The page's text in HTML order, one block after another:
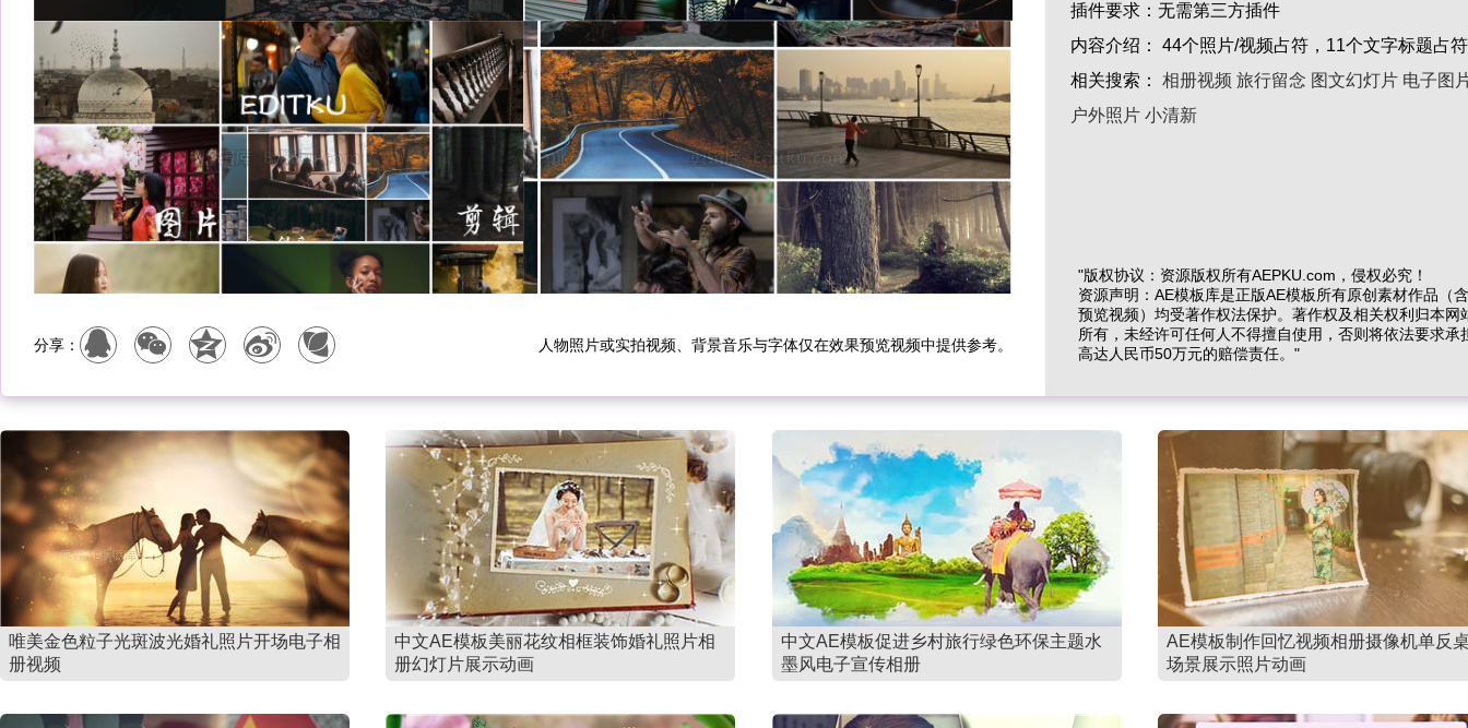
分享： 人物照片或实拍视频、背景音乐与字体仅在效果预览视频中提供参考。
插件要求： 无需第三方插件
内容介绍：
44个照片/视频占符，11个文字标题占符
相关搜索： 相册视频 旅行留念 图文幻灯片 电子图
户外照片 小清新
"版权协议：资源版权所有AEPKU.com，侵权必究！
资源声明：AE模板库是正版AE模板所有原创素材作品（含
预览视频）均受著作权法保护。著作权及相关权利归本网
所有，未经许可任何人不得擅自使用，否则将依法要求承
高达人民币50万元的赔偿责任。"
唯美金色粒子光斑波光婚礼照片开场电子相
册视频
中文AE模板美丽花纹相框装饰婚礼照片相
册幻灯片展示动画
中文AE模板促进乡村旅行绿色环保主题水
墨风电子宣传相册
AE模板制作回忆视频相册摄像机单反
场景展示照片动画